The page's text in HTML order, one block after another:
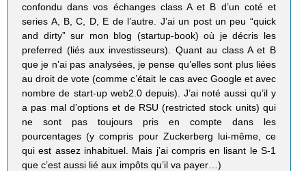
confondu dans vos échanges class A et B d’un coté et
series A, B, C, D, E de l’autre. J’ai un post un peu “quick
and dirty” sur mon blog (startup-book) où je décris les
preferred (liés aux investisseurs). Quant au class A et B
que je n’ai pas analysées, je pense qu’elles sont plus liées
au droit de vote (comme c’était le cas avec Google et avec
nombre de start-up web2.0 depuis). J’ai noté aussi qu’il y
a pas mal d’options et de RSU (restricted stock units) qui
ne sont pas toujours pris en compte dans les
pourcentages (y compris pour Zuckerberg lui-même, ce
qui est assez inhabituel. Mais j’ai compris en lisant le S-1
que c’est aussi lié aux impôts qu’il va payer…)